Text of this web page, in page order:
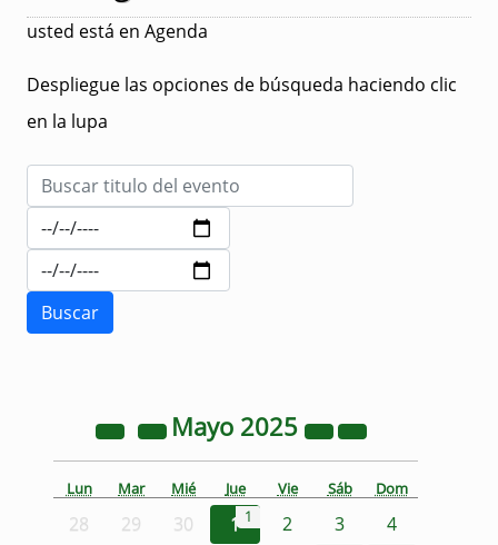
usted está en Agenda
Despliegue las opciones de búsqueda haciendo clic
en la lupa
Mayo 2025
Lun Mar Mié Jue Vie Sáb Dom
28 29 30 1 1 2 3
4